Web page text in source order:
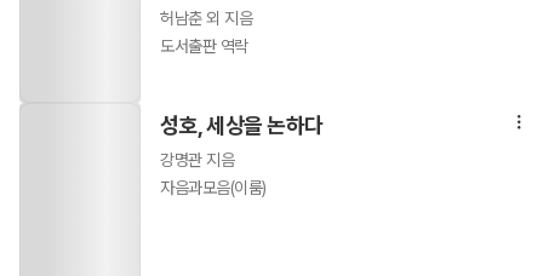
허남춘 외 지음
도서출판 역락
성호, 세상을 논하다
강명관 지음
자음과모음(이룸)